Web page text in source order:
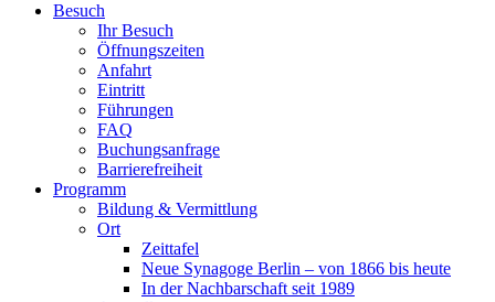
Besuch
Ihr Besuch
Öffnungszeiten
Anfahrt
Eintritt
Führungen
FAQ
Buchungsanfrage
Barrierefreiheit
Programm
Bildung & Vermittlung
Ort
Zeittafel
Neue Synagoge Berlin – von 1866 bis heute
In der Nachbarschaft seit 1989